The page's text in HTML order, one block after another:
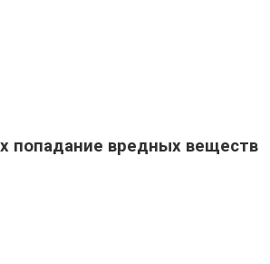
попадание вредных веществ